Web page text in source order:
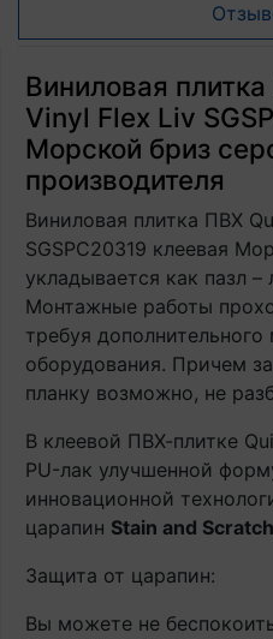
Виниловая
Vinyl Flex Liv
Морской бриз
производителя
Виниловая плитка ПВХ
SGSPC20319 клеевая
укладывается как пазл –
Монтажные работы
требуя
оборудования. Причем
планку возможно, не
В клеевой ПВХ-плитке
PU-лак улучшенной
инновационной
царапин Stain and
Защита от царапин:
Вы можете не